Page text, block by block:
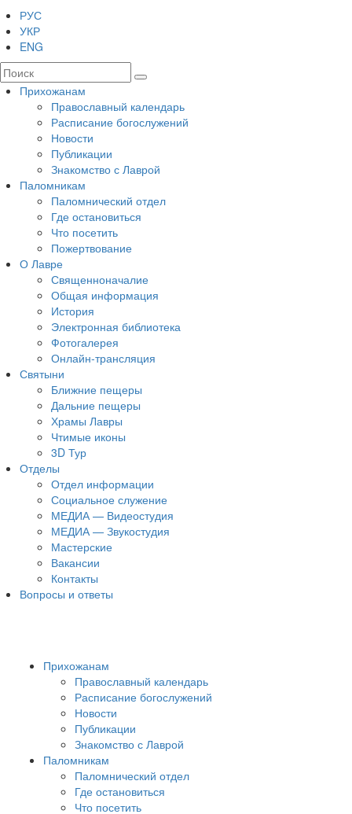
РУС
УКР
ENG
Прихожанам
Православный календарь
Расписание богослужений
Новости
Публикации
Знакомство с Лаврой
Паломникам
Паломнический отдел
Где остановиться
Что посетить
Пожертвование
О Лавре
Священноначалие
Общая информация
История
Электронная библиотека
Фотогалерея
Онлайн-трансляция
Святыни
Ближние пещеры
Дальние пещеры
Храмы Лавры
Чтимые иконы
3D Тур
Отделы
Отдел информации
Социальное служение
МЕДИА — Видеостудия
МЕДИА — Звукостудия
Мастерские
Вакансии
Контакты
Вопросы и ответы
Прихожанам
Православный календарь
Расписание богослужений
Новости
Публикации
Знакомство с Лаврой
Паломникам
Паломнический отдел
Где остановиться
Что посетить